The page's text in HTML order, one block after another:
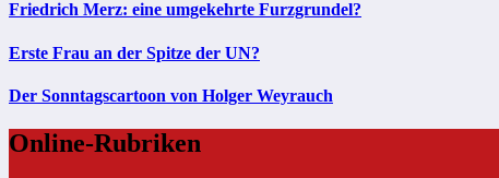
Friedrich Merz: eine umgekehrte Furzgrundel?
Erste Frau an der Spitze der UN?
Der Sonntagscartoon von Holger Weyrauch
Online-Rubriken